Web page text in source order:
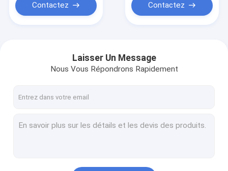
Contactez Contactez
Laisser Un Message
Nous Vous Répondrons Rapidement